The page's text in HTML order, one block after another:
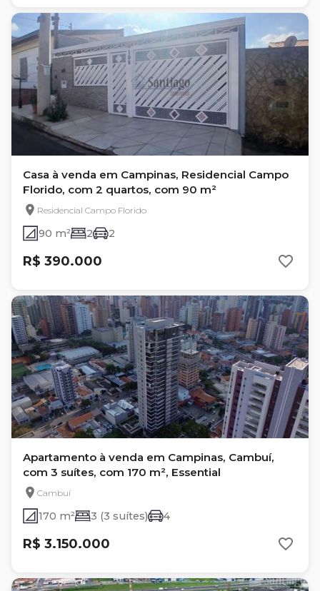
Casa à venda em Campinas, Residencial Campo
Florido, com 2 quartos, com 90 m²
Residencial Campo Florido
90 m² 2 2
R$ 390.000
Apartamento à venda em Campinas, Cambuí,
com 3 suítes, com 170 m², Essential
Cambuí
170 m² 3 (3 suítes) 4
R$ 3.150.000